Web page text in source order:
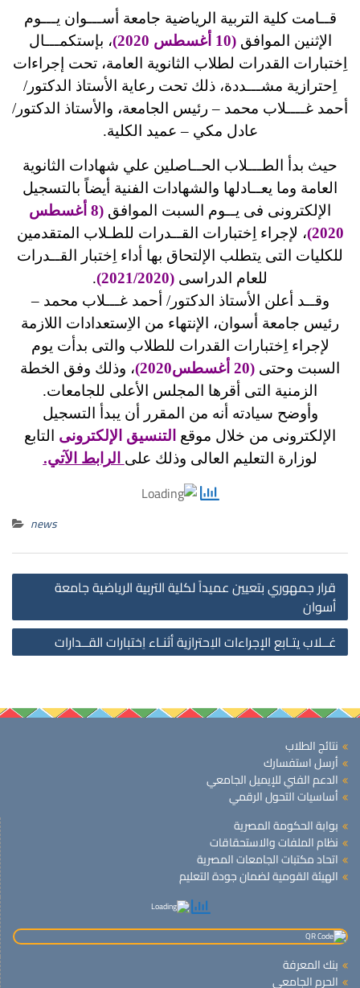
قــامت كلية التربية الرياضية جامعة أســـوان يـــوم
الإثنين الموافق (10 أغسطس 2020)
، بإستكمـــال
اِختبارات القدرات لطلاب الثانوية العامة، تحت إجراءات
اِحترازية مشـــددة، ذلك تحت رعاية الأستاذ الدكتور/
أحمد غــــلاب محمد – رئيس الجامعة، والأستاذ الدكتور/
عادل مكي – عميد الكلية.
حيث بدأ الطـــلاب الحــاصلين علي شهادات الثانوية
العامة وما يعــادلها والشهادات الفنية أيضاً بالتسجيل
الإلكترونى فى يــوم السبت الموافق
(8 أغسطس
2020) ، لإجراء اِختبارات القــدرات للطـلاب المتقدمين
للكليات التى يتطلب الإلتحاق بها أداء اِختبار القــدرات
للعام الدراسى (2021/2020)
.
وقــد أعلن الأستاذ الدكتور/ أحمد غـــلاب محمد –
رئيس جامعة أسوان، الإنتهاء من الاِستعدادات اللازمة
لإجراء اِختبارات القدرات للطلاب والتى بدأت يوم
السبت وحتى (20 أغسطس2020)
، وذلك وفق الخطة
الزمنية التى أقرها المجلس الأعلى للجامعات.
وأوضح سيادته أنه من المقرر أن يبدأ التسجيل
الإلكترونى من خلال موقع التنسيق الإلكترونى التابع
لوزارة التعليم العالى وذلك على الرابط الآتي.
news
قرار جمهوري بتعيين عميداً لكلية التربية الرياضية جامعة
أسوان
غــلاب يتـابع الإجراءات الاِحترازية أثنـاء اِختبارات القــدارات
نتائج الطلاب
أرسل استفسارك
الدعم الفني للإيميل الجامعي
أساسيات التحول الرقمي
بوابة الحكومة المصرية
نظام الملفات والاستحقاقات
اتحاد مكتبات الجامعات المصرية
الهيئة القومية لضمان جودة التعليم
بنك المعرفة
الحرم الجامعى